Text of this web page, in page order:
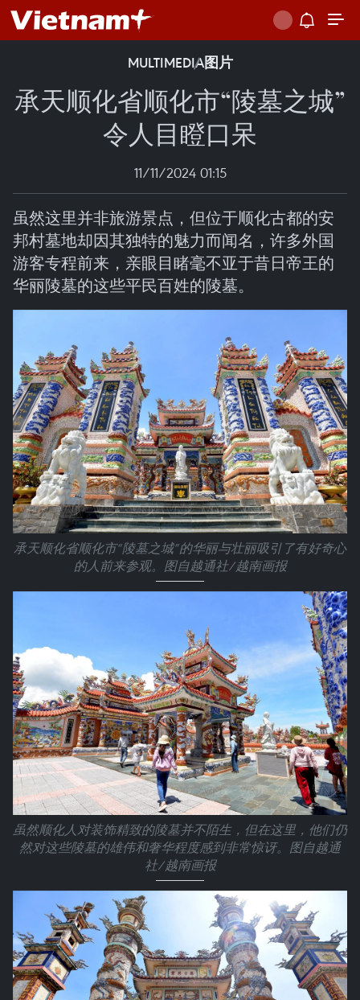
MULTIMEDIA图片
承天顺化省顺化市“陵墓之城”
令人目瞪口呆
11/11/2024 01:15
虽然这里并非旅游景点，但位于顺化古都的安
邦村墓地却因其独特的魅力而闻名，许多外国
游客专程前来，亲眼目睹毫不亚于昔日帝王的
华丽陵墓的这些平民百姓的陵墓。
承天顺化省顺化市“陵墓之城”的华丽与壮丽吸引了有好奇心
的人前来参观。图自越通社/越南画报
虽然顺化人对装饰精致的陵墓并不陌生，但在这里，他们仍
然对这些陵墓的雄伟和奢华程度感到非常惊讶。图自越通
社/越南画报